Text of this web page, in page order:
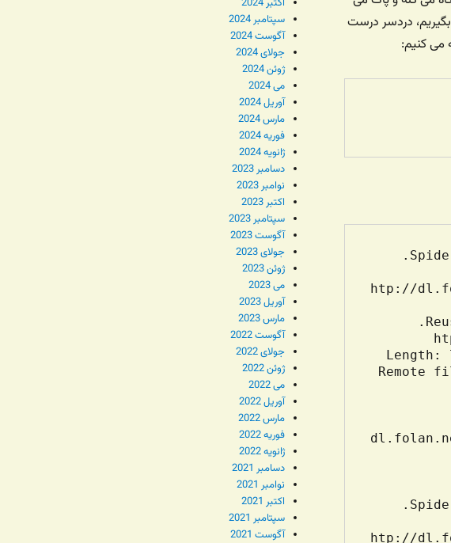
بگیریم، دردسر درست
می کنیم:
htp://
Remote
htp://
اکتبر 2024
سپتامبر 2024
آگوست 2024
جولای 2024
ژوئن 2024
می 2024
آوریل 2024
مارس 2024
فوریه 2024
ژانویه 2024
دسامبر 2023
نوامبر 2023
اکتبر 2023
سپتامبر 2023
آگوست 2023
جولای 2023
ژوئن 2023
می 2023
آوریل 2023
مارس 2023
آگوست 2022
جولای 2022
ژوئن 2022
می 2022
آوریل 2022
مارس 2022
فوریه 2022
ژانویه 2022
دسامبر 2021
نوامبر 2021
اکتبر 2021
سپتامبر 2021
آگوست 2021